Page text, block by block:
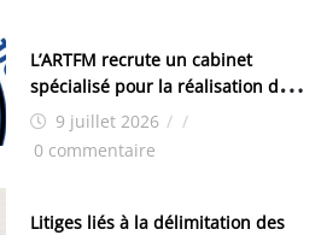
L’ARTFM recrute un cabinet
spécialisé pour la réalisation des
études techniques
9 juillet 2026 / /
0 commentaire
Litiges liés à la délimitation des